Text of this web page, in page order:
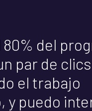
80% del
par de
el trabajo
y puedo